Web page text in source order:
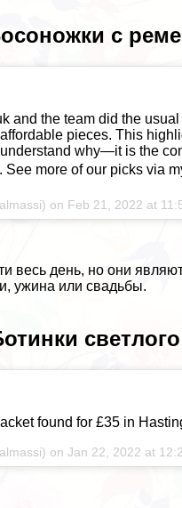
с
and the team did the usual
pieces. This
why—it is the
See more of our picks via
on Feb 21, 2022 at
весь день, но они
ужина или свадьбы.
found for £35 in
onJan 22, 2022 at